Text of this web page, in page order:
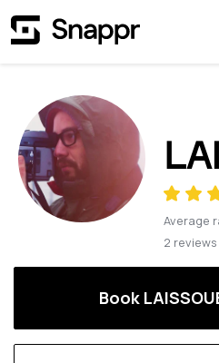
Average
2 reviews
Book